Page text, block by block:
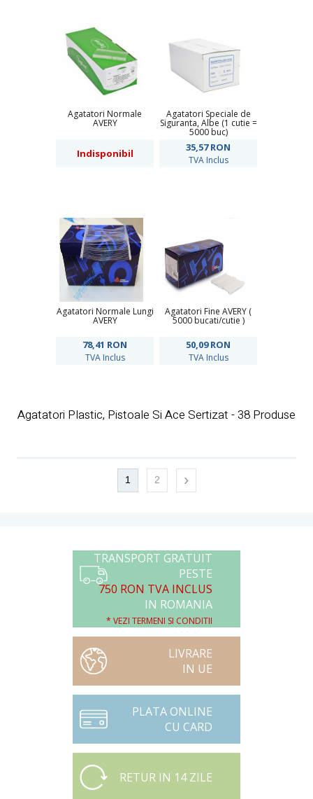
Agatatori Normale
AVERY
Indisponibil
Agatatori Speciale de
Siguranta, Albe (1 cutie =
5000 buc)
35,57RON
TVA Inclus
Agatatori Normale Lungi
AVERY
78,41 RON
TVA Inclus
Agatatori Fine AVERY (
5000 bucati/cutie )
50,09RON
TVA Inclus
Agatatori Plastic, Pistoale Si Ace Sertizat - 38 Produse
1 2 ›
TRANSPORT GRATUIT
PESTE
750 RON TVA INCLUS
IN ROMANIA
* VEZI TERMENI SI CONDITII
LIVRARE
IN UE
PLATA ONLINE
CU CARD
RETUR IN 14 ZILE